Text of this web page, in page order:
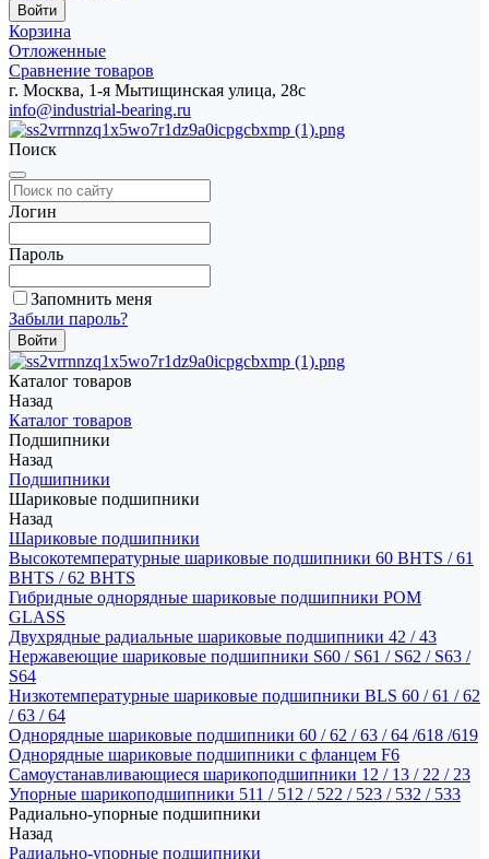
Корзина
Отложенные
Сравнение товаров
г. Москва, 1-я Мытищинская улица, 28с
info@industrial-bearing.ru
Поиск
Логин
Пароль
Запомнить меня
Забыли пароль?
Каталог товаров
Назад
Каталог товаров
Подшипники
Назад
Подшипники
Шариковые подшипники
Назад
Шариковые подшипники
Высокотемпературные шариковые подшипники 60 BHTS / 61
BHTS / 62 BHTS
Гибридные однорядные шариковые подшипники POM
GLASS
Двухрядные радиальные шариковые подшипники 42 / 43
Нержавеющие шариковые подшипники S60 / S61 / S62 / S63 /
S64
Низкотемпературные шариковые подшипники BLS 60 / 61 / 62
/ 63 / 64
Однорядные шариковые подшипники 60 / 62 / 63 / 64 /618 /619
Однорядные шариковые подшипники с фланцем F6
Самоустанавливающиеся шарикоподшипники 12 / 13 / 22 / 23
Упорные шарикоподшипники 511 / 512 / 522 / 523 / 532 / 533
Радиально-упорные подшипники
Назад
Радиально-упорные подшипники